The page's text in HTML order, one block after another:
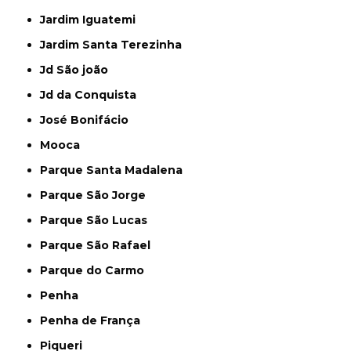
Jardim Iguatemi
Jardim Santa Terezinha
Jd São joão
Jd da Conquista
José Bonifácio
Mooca
Parque Santa Madalena
Parque São Jorge
Parque São Lucas
Parque São Rafael
Parque do Carmo
Penha
Penha de França
Piqueri